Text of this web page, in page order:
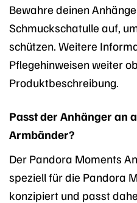
Bewahre deinen
Schmuckschatulle auf,
schützen. Weitere
Pflegehinweisen weiter
Produktbeschreibung.
Passt der Anhänger an
Armbänder?
Der Pandora Moments
speziell für die Pandora
konzipiert und passt